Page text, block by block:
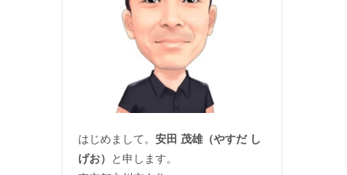
はじめまして。 安田 茂雄（やすだ し
げお）
と申します。